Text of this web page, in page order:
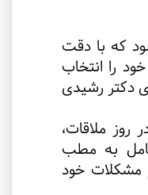
که با دقت
را انتخاب
دکتر رشیدی
روز ملاقات،
به مطب
مشکلات خود